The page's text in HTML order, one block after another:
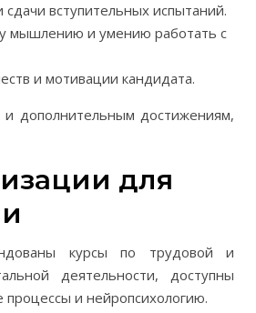
вступительных испытаний.
мышлению и умению работать с
и мотивации кандидата.
и дополнительным достижениям,
для
курсы по трудовой и
деятельности, доступны
процессы и нейропсихологию.